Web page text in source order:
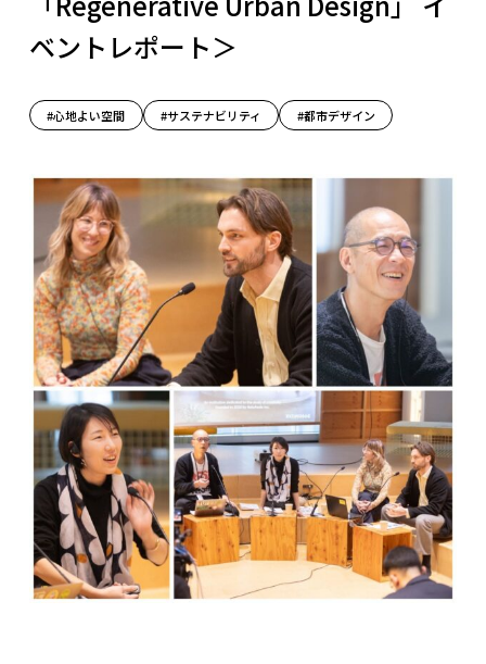
ベントレポート＞
#心地よい空間 #サステナビリティ #都市デザイン